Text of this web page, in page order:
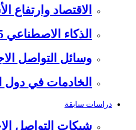
الاقتصاد وارتفاع الأسعار 2025 : طرق عملية للتوفير
الذكاء الاصطناعي 2025 في حياتك اليومية : الدليل الشامل للاستفادة…
وسائل التواصل
الخادمات في دول
دراسات سابقة
شبكات التواصل الاجتماعي : 5 دراسات